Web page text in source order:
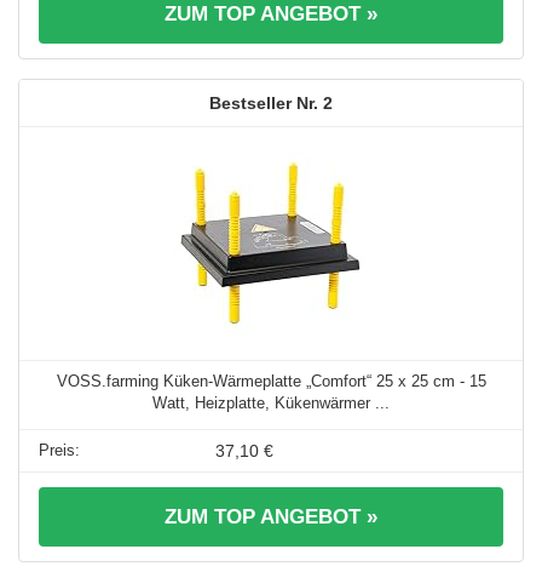
ZUM TOP ANGEBOT »
2
VOSS.farming Küken-Wärmeplatte „Comfort“ 25 x 25 cm - 15
Watt, Heizplatte, Kükenwärmer ...
37,10 €
ZUM TOP ANGEBOT »